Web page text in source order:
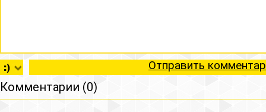
Отправить
Комментарии (0)